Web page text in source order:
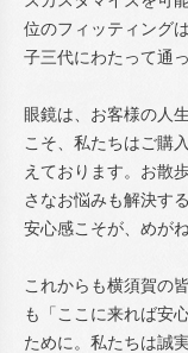
位のフィッティング
子三代にわたって通
眼鏡は、お客様の人
こそ、私たちはご購
えております。お散
さなお悩みも解決す
安心感こそが、めが
これからも横須賀の
も「ここに来れば安
ために。私たちは誠